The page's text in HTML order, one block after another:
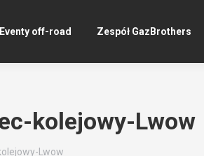
Eventy off-road Zespół GazBrothers
kolejowy-Lwow
Lwow